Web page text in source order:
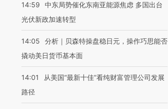
14:59
中东局势催化东南亚能源焦虑 多国出台
光伏新政加速转型
14:05
分析｜贝森特操盘稳日元，操作巧思能否
撬动美日货币基本面
14:01
从美国“最新十佳”看纯财富管理公司发展
路径